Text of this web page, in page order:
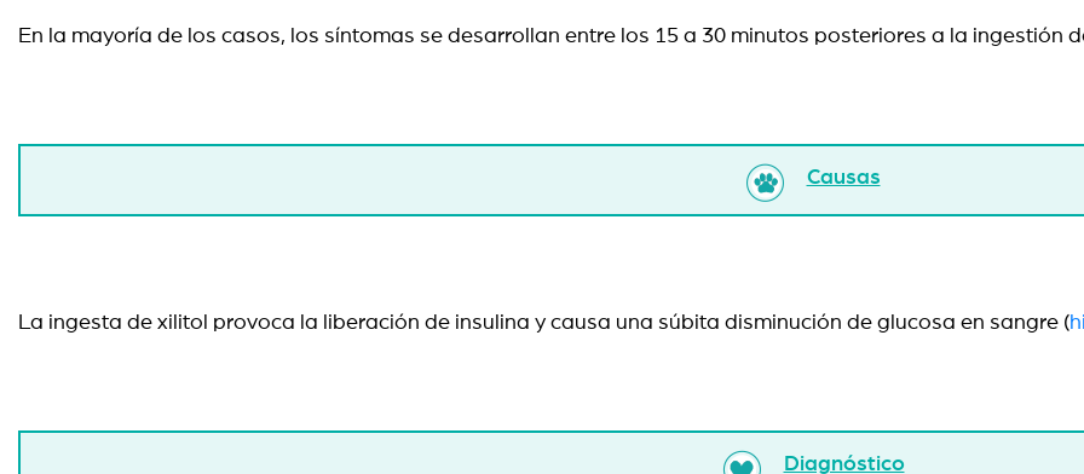
En la mayoría de los casos, los síntomas se desarrollan entre los 15 a 30 minutos posteriores a la ingestión
Causas
La ingesta de xilitol provoca la liberación de insulina y causa una súbita disminución de glucosa en sangre (
Diagnóstico